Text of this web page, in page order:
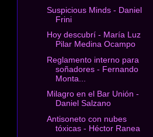
Suspicious Minds - Daniel
Frini
Hoy descubrí - María Luz
Pilar Medina Ocampo
Reglamento interno para
soñadores - Fernando
Monta...
Milagro en el Bar Unión -
Daniel Salzano
Antisoneto con nubes
tóxicas - Héctor Ranea